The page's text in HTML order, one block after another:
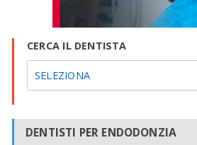
CERCA IL DENTISTA
SELEZIONA
DENTISTI PER ENDODONZIA